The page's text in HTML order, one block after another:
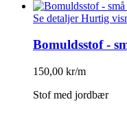
Se detaljerHurtig
Bomuldsstof -
150,00 kr/m
Stof med jordbær